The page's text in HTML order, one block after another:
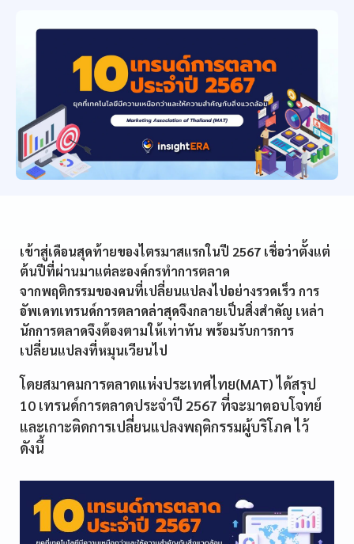
เข้าสู่เดือนสุดท้ายของไตรมาสแรกในปี 2567 เชื่อว่าตั้งแต่
ต้นปีที่ผ่านมาแต่ละองค์กรทำการตลาด
จากพฤติกรรมของคนที่เปลี่ยนแปลงไปอย่างรวดเร็ว การ
อัพเดทเทรนด์การตลาดล่าสุดจึงกลายเป็นสิ่งสำคัญ เหล่า
นักการตลาดจึงต้องตามให้เท่าทัน พร้อมรับการการ
เปลี่ยนแปลงที่หมุนเวียนไป
โดยสมาคมการตลาดแห่งประเทศไทย(MAT) ได้สรุป
10 เทรนด์การตลาดประจำปี 2567 ที่จะมาตอบโจทย์
และเกาะติดการเปลี่ยนแปลงพฤติกรรมผู้บริโภค ไว้
ดังนี้